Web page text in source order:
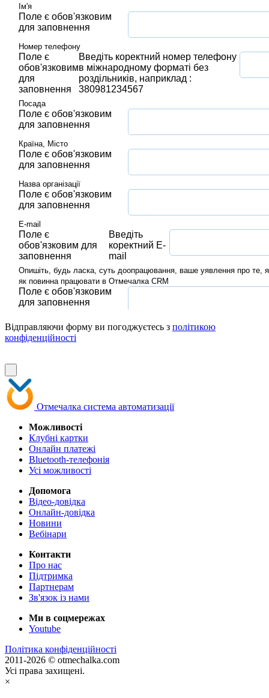
Відправляючи форму ви погоджуєтесь з політикою
конфіденційності
Отмечалка система автоматизації
Можливості
Клубні картки
Онлайн платежі
Bluetooth-телефонія
Усі можливості
Допомога
Відео-довідка
Онлайн-довідка
Новини
Вебінари
Контакти
Про нас
Підтримка
Партнерам
Зв'язок із нами
Ми в соцмережах
Youtube
Політика конфіденційності
2011-2026 © otmechalka.com
Усі права захищені.
×